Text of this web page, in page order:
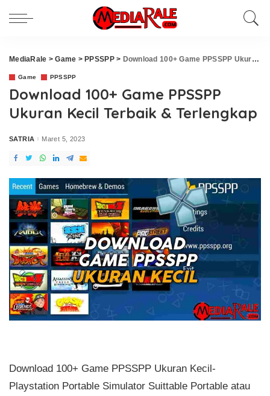
MediaRale >Game > PPSSPP> Download 100+ Game PPSSPP Ukuran Kecil Terbaik & Terlengkap
Game PPSSPP
Download 100+ Game PPSSPP
Ukuran Kecil Terbaik & Terlengkap
Posted
SATRIA Maret 5, 2023
Download 100+ Game PPSSPP Ukuran Kecil-
Playstation Portable Simulator Suittable Portable atau